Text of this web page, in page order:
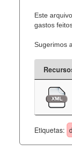
Este
gastos
Sugerimos
Etiquetas: